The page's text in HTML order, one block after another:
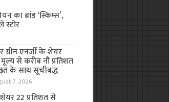
का ब्रांड ‘स्किम्स’,
ग्रीन एनर्जी के शेयर
मूल्य से करीब नौ प्रतिशत
के साथ सूचीबद्ध
7, 2026
22 प्रतिशत से